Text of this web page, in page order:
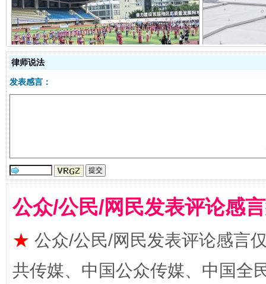
阿坝州三大球赛在茂县开幕 规模
国家大学科技园优化重塑工作
律师说法
发表感言：
公众/公民/网民发表评论感
★ 公众/公民/网民发表评论感言
共传媒、中国公众传媒、中国全